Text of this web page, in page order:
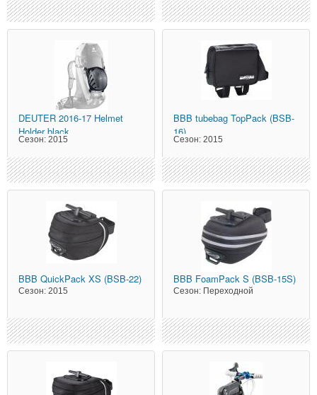
DEUTER 2016-17 Helmet
Holder black
Сезон: 2015
BBB tubebag TopPack (BSB-
16)
Сезон: 2015
BBB QuickPack XS (BSB-22)
Сезон: 2015
BBB FoamPack S (BSB-15S)
Сезон: Переходной